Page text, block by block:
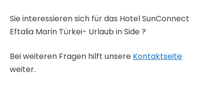
Sie interessieren sich für das Hotel SunConnect
Eftalia Marin Türkei- Urlaub in Side ?
Bei weiteren Fragen hilft unsere Kontaktseite
weiter.